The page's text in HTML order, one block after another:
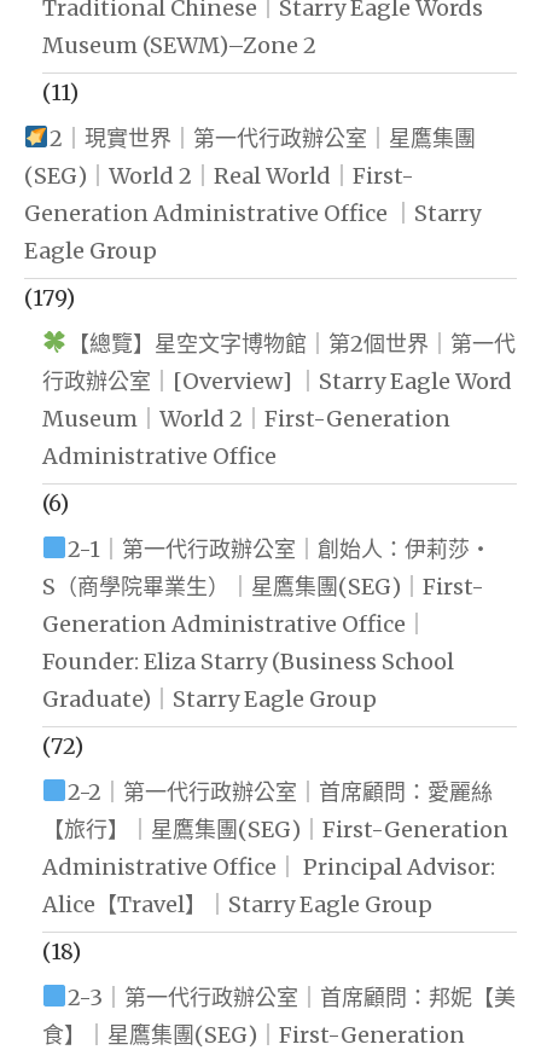
Traditional Chinese｜Starry Eagle Words
Museum (SEWM)–Zone 2
(11)
2｜現實世界｜第一代行政辦公室｜星鷹集團
(SEG)｜World 2｜Real World｜First-
Generation Administrative Office ｜Starry
Eagle Group
(179)
【總覽】星空文字博物館｜第2個世界｜第一代
行政辦公室｜[Overview] ｜Starry Eagle Word
Museum｜World 2｜First-Generation
Administrative Office
(6)
2-1｜第一代行政辦公室｜創始人：伊莉莎・
S（商學院畢業生）｜星鷹集團(SEG)｜First-
Generation Administrative Office｜
Founder: Eliza Starry (Business School
Graduate)｜Starry Eagle Group
(72)
2-2｜第一代行政辦公室｜首席顧問：愛麗絲
【旅行】｜星鷹集團(SEG)｜First-Generation
Administrative Office｜ Principal Advisor:
Alice【Travel】｜Starry Eagle Group
(18)
2-3｜第一代行政辦公室｜首席顧問：邦妮【美
食】｜星鷹集團(SEG)｜First-Generation